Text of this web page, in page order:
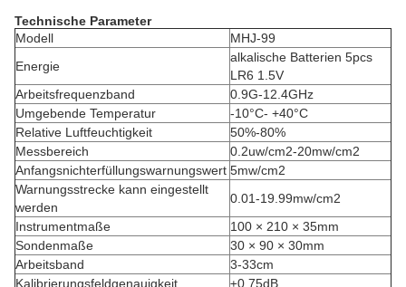
Technische Parameter
Modell
MHJ-99
Energie
alkalische Batterien 5pcs
LR6 1.5V
Arbeitsfrequenzband
0.9G-12.4GHz
Umgebende Temperatur
-10°C- +40°C
Relative Luftfeuchtigkeit
50%-80%
Messbereich
0.2uw/cm2-20mw/cm2
Anfangsnichterfüllungswarnungswert 5mw/cm2
Warnungsstrecke kann eingestellt
werden
0.01-19.99mw/cm2
Instrumentmaße
100 × 210 × 35mm
Sondenmaße
30 × 90 × 30mm
Arbeitsband
3-33cm
Kalibrierungsfeldgenauigkeit
±0.75dB